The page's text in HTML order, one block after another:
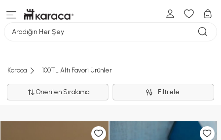
Aradığın Her Şey
Karaca 100TL Altı Favori Ürünler
Önerilen Sıralama Filtrele